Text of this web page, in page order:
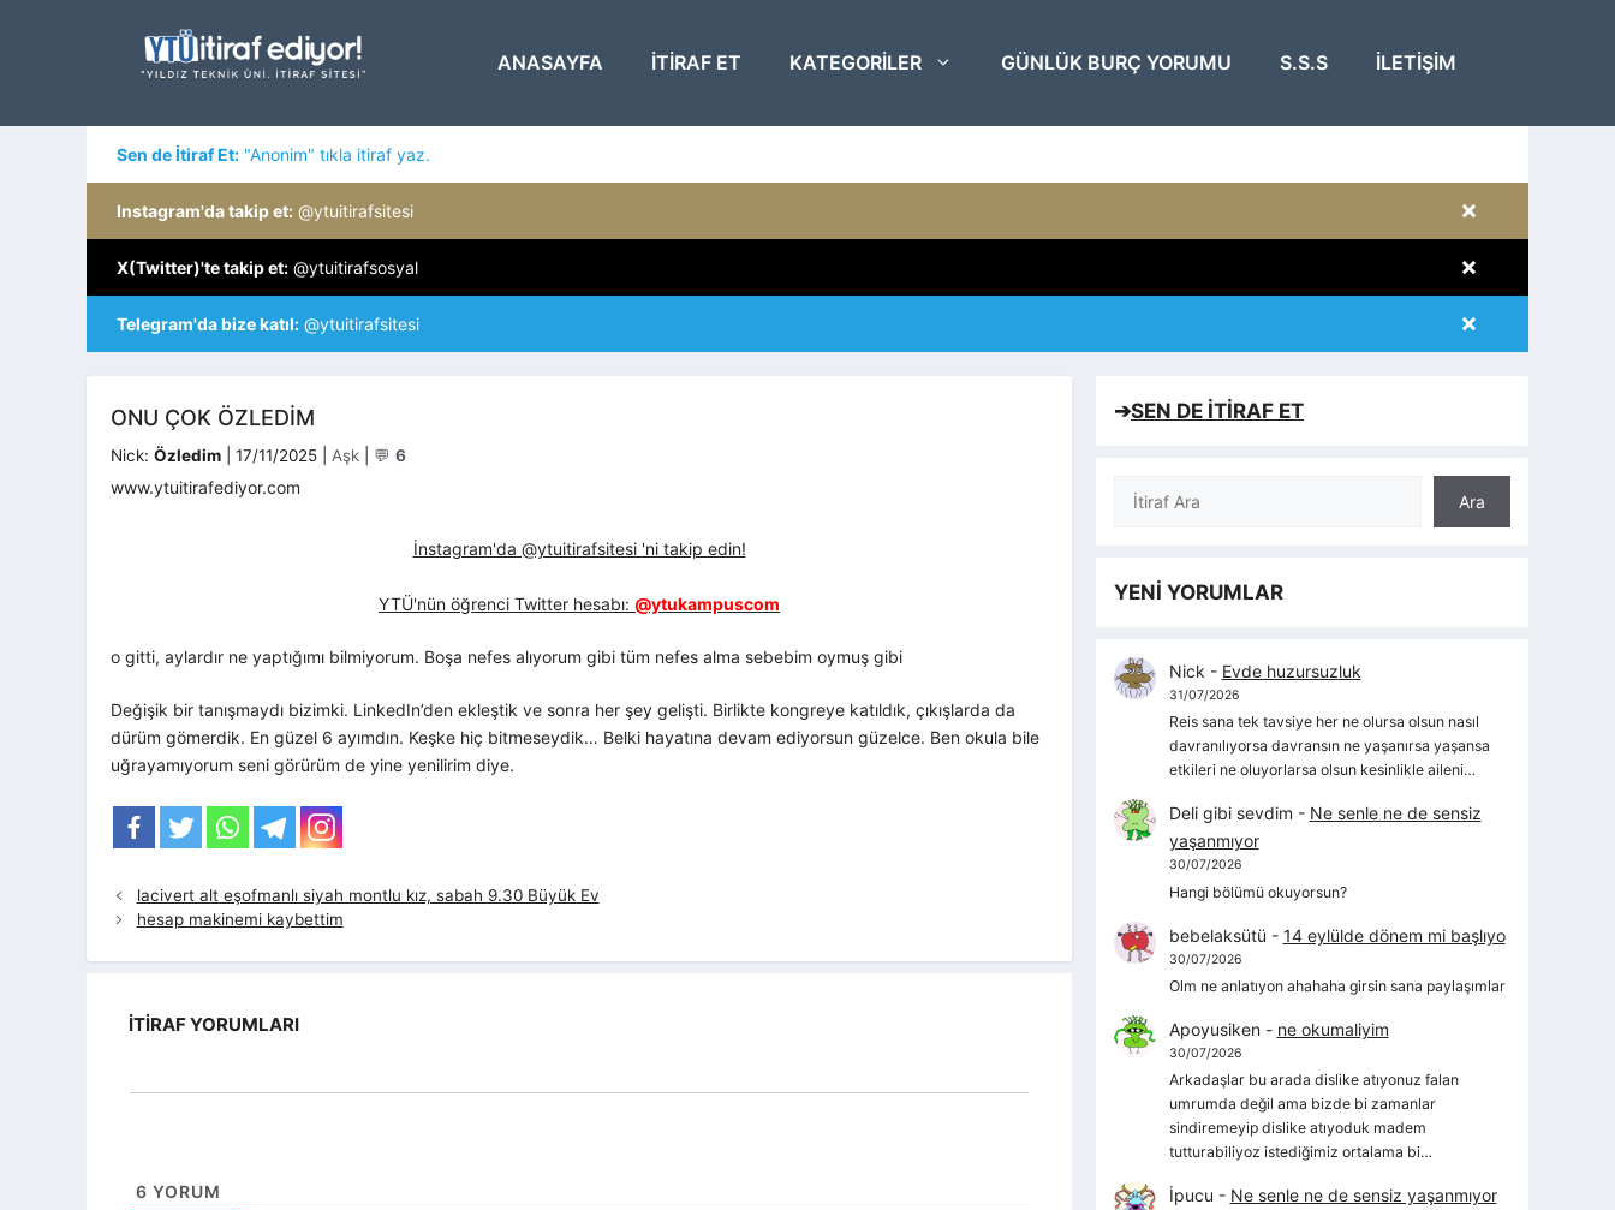
ANASAYFA ITIRAF ET KATEGORILER GÜNLÜK BURÇ YORUMU S.S.S İLETIŞIM
Sen de İtiraf Et: "Anonim" tıkla itiraf yaz.
×
Instagram'da takip et: @ytuitirafsitesi
×
X(Twitter)'te takip et: @ytuitirafsosyal
×
Telegram'da bize katıl: @ytuitirafsitesi
ONU ÇOK ÖZLEDIM
Nick: Özledim 17/11/2025 Kategoriler
Aşk 💬 6
www.ytuitirafediyor.com
İnstagram'da @ytuitirafsitesi 'ni takip edin!
YTÜ'nün öğrenci Twitter hesabı: @ytukampuscom
o gitti, aylardır ne yaptığımı bilmiyorum. Boşa nefes alıyorum gibi tüm nefes alma sebebim oymuş gibi
Değişik bir tanışmaydı bizimki. LinkedIn’den ekleştik ve sonra her şey gelişti. Birlikte kongreye katıldık, çıkışlarda da
dürüm gömerdik. En güzel 6 ayımdın. Keşke hiç bitmeseydik… Belki hayatına devam ediyorsun güzelce. Ben okula bile
uğrayamıyorum seni görürüm de yine yenilirim diye.
lacivert alt eşofmanlı siyah montlu kız, sabah 9.30 Büyük Ev
hesap makinemi kaybettim
İTIRAF YORUMLARI
6 YORUM
➔SEN DE İTİRAF ET
Ara
Ara
YENİ YORUMLAR
Nick - Evde huzursuzluk
31/07/2026
Reis sana tek tavsiye her ne olursa olsun nasıl
davranılıyorsa davransın ne yaşanırsa yaşansa
etkileri ne oluyorlarsa olsun kesinlikle aileni…
Deli gibi sevdim - Ne senle ne de sensiz
yaşanmıyor
30/07/2026
Hangi bölümü okuyorsun?
bebelaksütü - 14 eylülde dönem mi başlıyo
30/07/2026
Olm ne anlatıyon ahahaha girsin sana paylaşımlar
Apoyusiken- ne okumaliyim
30/07/2026
Arkadaşlar bu arada dislike atıyonuz falan
umrumda değil ama bizde bi zamanlar
sindiremeyip dislike atıyoduk madem
tutturabiliyoz istediğimiz ortalama bi…
İpucu - Ne senle ne de sensiz yaşanmıyor